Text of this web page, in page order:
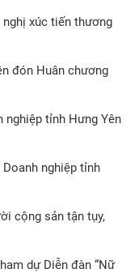
xúc tiến thương
đón Huân chương
nghiệp tỉnh Hưng Yên
nghiệp tỉnh
cộng sản tận tụy,
dự Diễn đàn “Nữ